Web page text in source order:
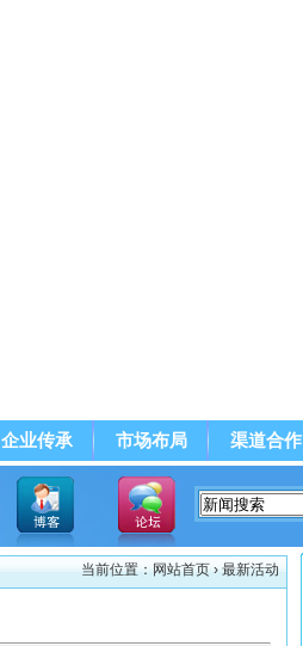
企业传承 市场布局 渠道合作
当前位置：网站首页› 最新活动